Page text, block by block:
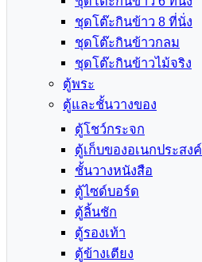
ชุดโต๊ะกินข้าว 8 ที่นั่ง
ชุดโต๊ะกินข้าวกลม
ชุดโต๊ะกินข้าวไม้จริง
ตู้พระ
ตู้และชั้นวางของ
ตู้โชว์กระจก
ตู้เก็บของอเนกประสงค์
ชั้นวางหนังสือ
ตู้ไซด์บอร์ด
ตู้ลิ้นชัก
ตู้รองเท้า
ตู้ข้างเตียง